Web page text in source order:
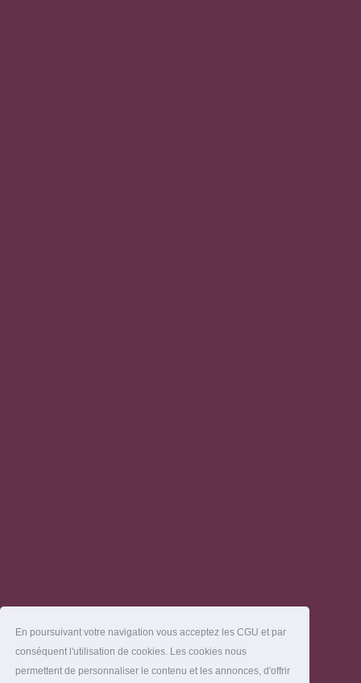
En poursuivant votre navigation vous acceptez les CGU et par
conséquent l'utilisation de cookies. Les cookies nous
permettent de personnaliser le contenu et les annonces, d'offrir